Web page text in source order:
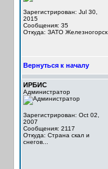
Зарегистрирован: Jul 30,
2015
Сообщения: 35
Откуда: ЗАТО Железногорск
Вернуться к началу
ИРБИС
Администратор
Зарегистрирован: Oct 02,
2007
Сообщения: 2117
Откуда: Cтрана скал и
снегов...